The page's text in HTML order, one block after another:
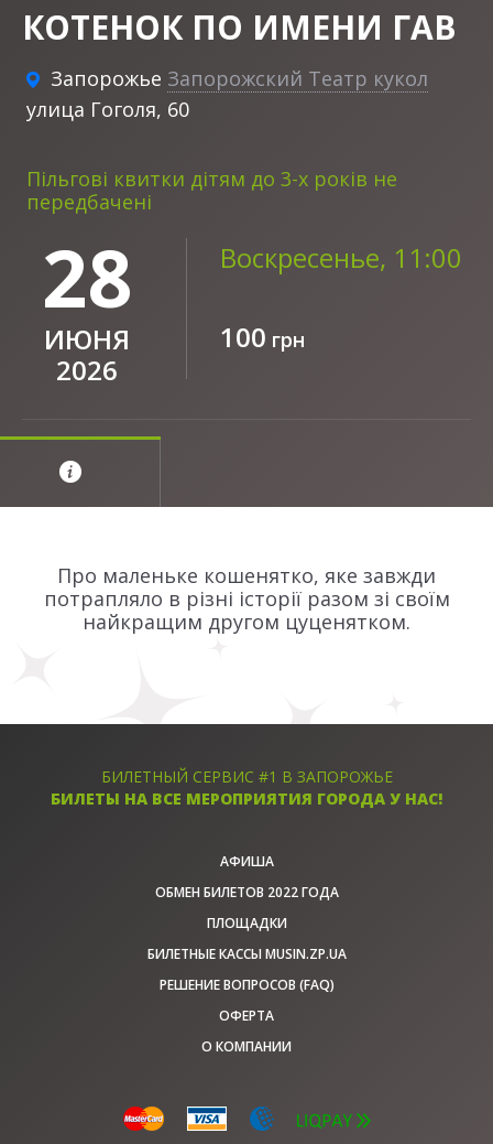
КОТЕНОК ПО ИМЕНИ ГАВ
Запорожье Запорожский Театр кукол
улица Гоголя, 60
Пільгові квитки дітям до 3-х років не
передбачені
28
ИЮНЯ
2026
Воскресенье, 11:00
100 грн
Про маленьке кошенятко, яке завжди
потрапляло в різні історії разом зі своїм
найкращим другом цуценятком.
БИЛЕТНЫЙ СЕРВИС #1 В ЗАПОРОЖЬЕ
БИЛЕТЫ НА ВСЕ МЕРОПРИЯТИЯ ГОРОДА У НАС!
АФИША
ОБМЕН БИЛЕТОВ 2022 ГОДА
ПЛОЩАДКИ
БИЛЕТНЫЕ КАССЫ MUSIN.ZP.UA
РЕШЕНИЕ ВОПРОСОВ (FAQ)
ОФЕРТА
О КОМПАНИИ